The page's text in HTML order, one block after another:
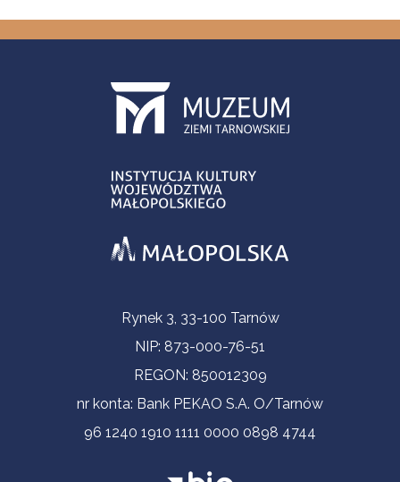
Informacje kontaktoweRynek 3, 33-100 Tarnów
NIP: 873-000-76-51
REGON: 850012309
nr konta: Bank PEKAO S.A. O/Tarnów
96 1240 1910 1111 0000 0898 4744